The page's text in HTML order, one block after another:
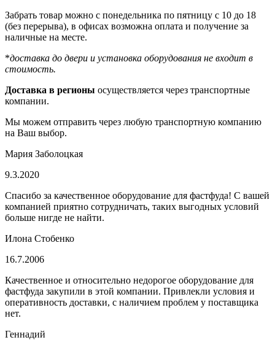
Забрать товар можно с понедельника по пятницу с 10 до 18
(без перерыва), в офисах возможна оплата и получение за
наличные на месте.
*доставка до двери и установка оборудования не входит в
стоимость.
Доставка в регионы осуществляется через транспортные
компании.
Мы можем отправить через любую транспортную компанию
на Ваш выбор.
Мария Заболоцкая
9.3.2020
Спасибо за качественное оборудование для фастфуда! С вашей
компанией приятно сотрудничать, таких выгодных условий
больше нигде не найти.
Илона Стобенко
16.7.2006
Качественное и относительно недорогое оборудование для
фастфуда закупили в этой компании. Привлекли условия и
оперативность доставки, с наличием проблем у поставщика
нет.
Геннадий